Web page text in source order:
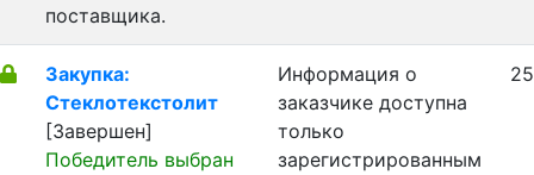
поставщика.
Закупка:
Стеклотекстолит
[Завершен]
Победитель выбран
Информация о
заказчике доступна
только
зарегистрированным